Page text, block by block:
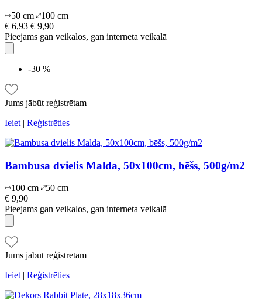
50 cm
100 cm
€ 6,93 € 9,90
Pieejams gan veikalos, gan interneta veikalā
-30 %
Jums jābūt reģistrētam
Ieiet | Reģistrēties
Bambusa dvielis Malda, 50x100cm, bēšs, 500g/m2
100 cm
50 cm
€ 9,90
Pieejams gan veikalos, gan interneta veikalā
Jums jābūt reģistrētam
Ieiet | Reģistrēties